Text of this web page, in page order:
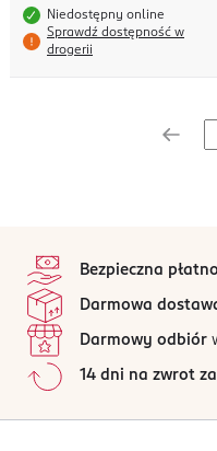
Niedostępny online
Sprawdź dostępność w
drogerii
Bezpieczna
Darmowa
Darmowy odbiór
14 dni na zwrot